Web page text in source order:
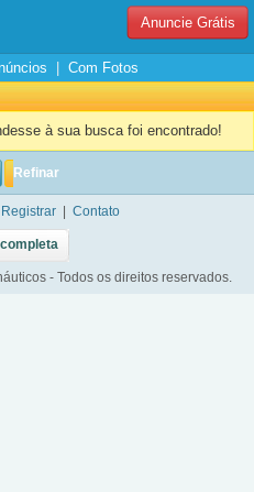
Anuncie Grátis
Com Fotos
à sua busca foi encontrado!
Refinar
Registrar Contato
- Todos os direitos reservados.